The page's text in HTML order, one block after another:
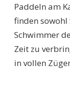
Paddeln am
finden sowohl
Schwimmer
Zeit zu
in vollen